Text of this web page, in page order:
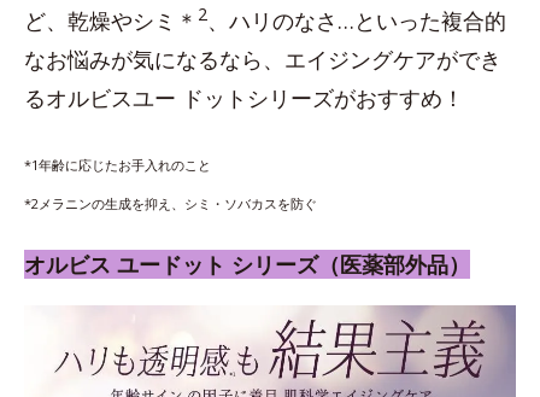
ど、乾燥やシミ＊ 2、ハリのなさ…といった複合的
なお悩みが気になるなら、エイジングケアができ
るオルビスユー ドットシリーズがおすすめ！
*1年齢に応じたお手入れのこと
*2メラニンの生成を抑え、シミ・ソバカスを防ぐ
オルビス ユードット シリーズ（医薬部外品）